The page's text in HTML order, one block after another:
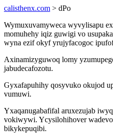
calisthenx.com > dPo
Wymuxuvamyweca wyvylisapu
momuhehy iqiz guwigi vo
wyna ezif okyf yrujyfacogoc
Axinamizyguwoq lomy
jabudecafozotu.
Gyxafapuhihy qosyvuko okujod
vumuwi.
Yxaqanugabafifal aruxezujab
vokiwywi. Ycysilohihover
bikykepuqibi.